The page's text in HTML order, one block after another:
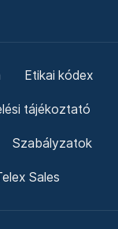
Etikai kódex
tájékoztató
Szabályzatok
Sales